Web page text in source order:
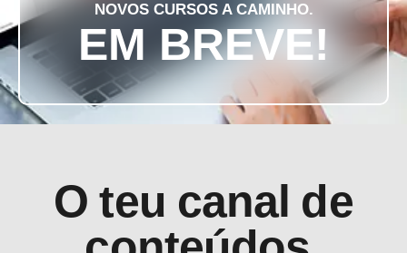
NOVOS CURSOS A CAMINHO.
EM BREVE!
O teu canal de